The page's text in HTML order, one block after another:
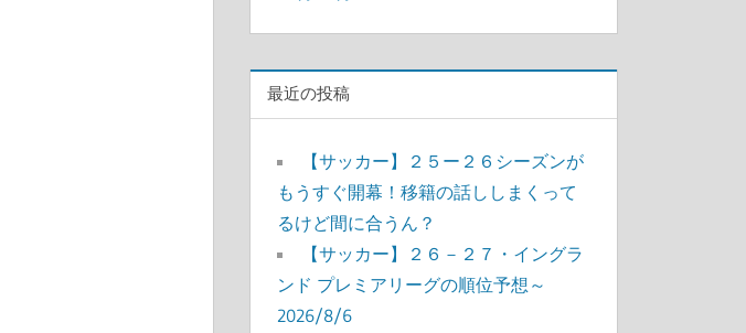
最近の投稿
【サッカー】２５ー２６シーズンが
もうすぐ開幕！移籍の話ししまくって
るけど間に合うん？
【サッカー】２６－２７・イングラ
ンド プレミアリーグの順位予想～
2026/8/6